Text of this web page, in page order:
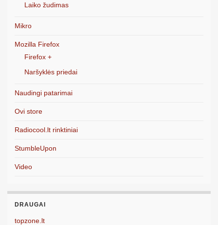
Laiko žudimas
Mikro
Mozilla Firefox
Firefox +
Naršyklės priedai
Naudingi patarimai
Ovi store
Radiocool.lt rinktiniai
StumbleUpon
Video
DRAUGAI
topzone.lt